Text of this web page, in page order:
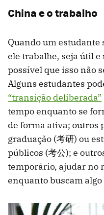
China e o trabalho
Quando um estudante
ele trabalhe, seja útil
possível que isso não
Alguns estudantes
“transição deliberada”
tempo enquanto se
de forma ativa; outros
graduação (考研) ou
públicos (考公); e
temporário, ajudar no
enquanto buscam